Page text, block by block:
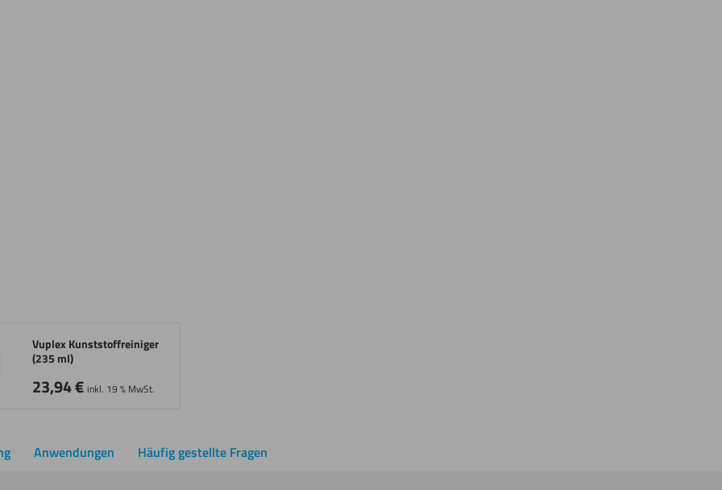
Vuplex Kunststoffreiniger
(235 ml)
23,94€ inkl. 19 % MwSt.
Anwendungen Häufig gestellte Fragen